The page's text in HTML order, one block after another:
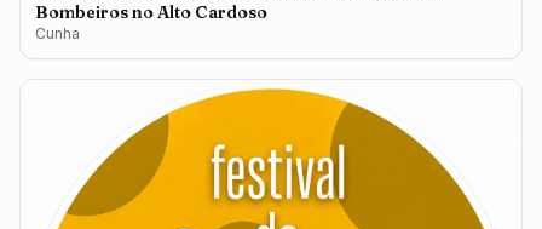
Bombeiros no Alto Cardoso
Cunha